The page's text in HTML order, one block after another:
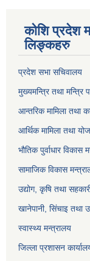
कोशि प्रदेश
लिङ्कहरु
प्रदेश सभा सचिवालय
मुख्यमन्त्रि तथा मन्त्रि
आन्तरिक मामिला तथा
आर्थिक मामिला तथा
भौतिक पुर्वाधार विकास
सामाजिक विकास
उद्योग, कृषि तथा
खानेपानी, सिंचाइ तथा
स्वास्थ्य मन्त्रालय
जिल्ला प्रशासन